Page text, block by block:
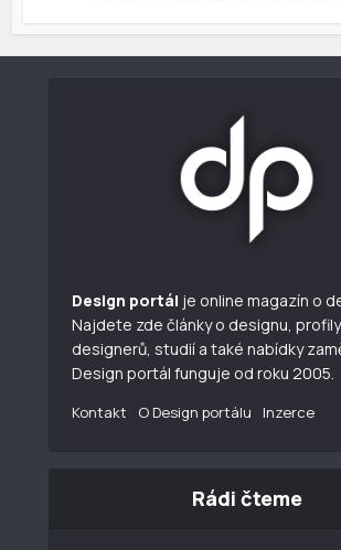
Design portál je online magazín o
Najdete zde články o designu, profily
designerů, studií a také nabídky
Design portál funguje od roku 2005.
Kontakt O Design portálu Inzerce
Rádi čteme